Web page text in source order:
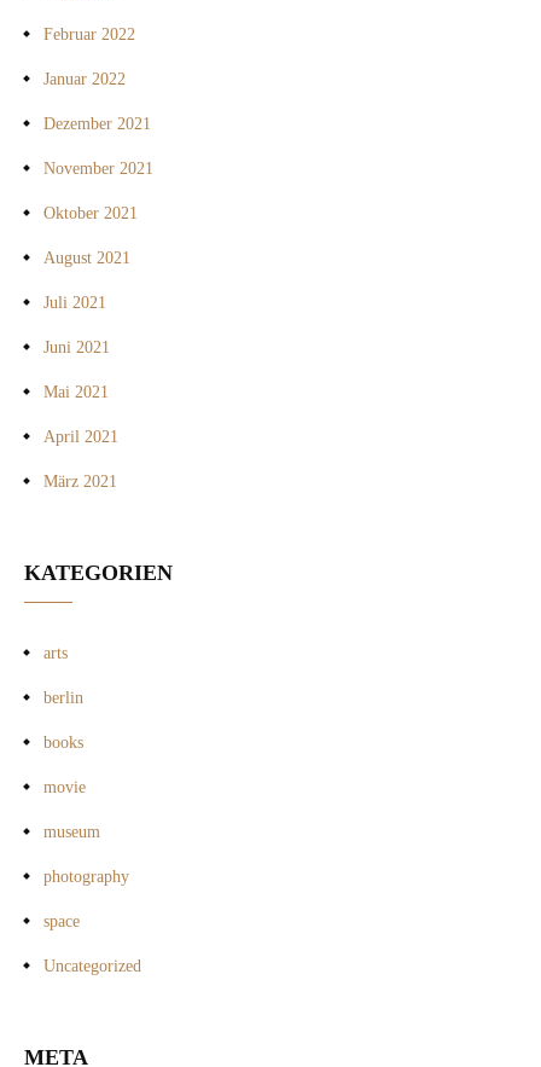
Februar 2022
Januar 2022
Dezember 2021
November 2021
Oktober 2021
August 2021
Juli 2021
Juni 2021
Mai 2021
April 2021
März 2021
KATEGORIEN
arts
berlin
books
movie
museum
photography
space
Uncategorized
META